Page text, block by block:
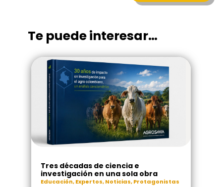
Te puede interesar…
Tres décadas de ciencia e
investigación en una sola obra
Educación,Expertos,Noticias,Protagonistas